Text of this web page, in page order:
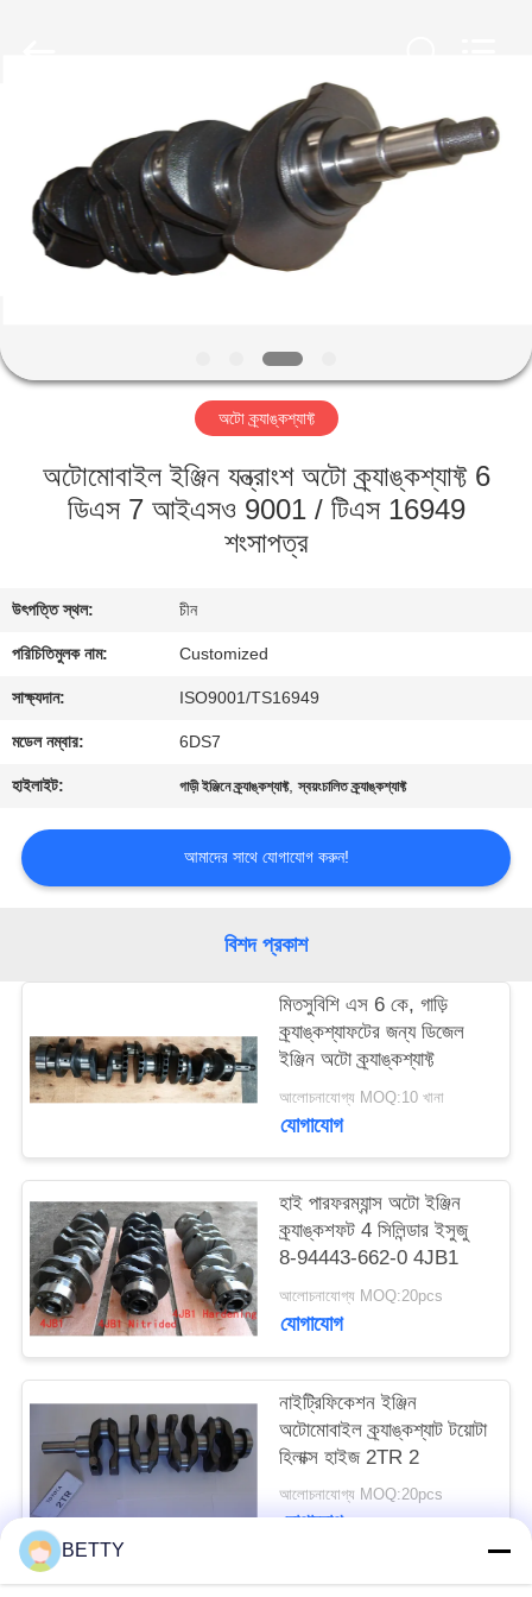
পণ্য
ভিডিও
আমাদের
সম্পর্কে
কারখানা
নিয়ন্ত্রণ
উদ্ধৃতির
জন্য
আবেদন
সাইট
ম্যাপ
PRIVACY
অটো ক্র্যাঙ্কশ্যাফ্ট
অটোমোবাইল ইঞ্জিন যন্ত্রাংশ অটো ক্র্যাঙ্কশ্যাফ্ট 6
ডিএস 7 আইএসও 9001 / টিএস 16949
শংসাপত্র
উৎপত্তি স্থল: চীন
পরিচিতিমুলক নাম: Customized
সাক্ষ্যদান: ISO9001/TS16949
মডেল নম্বার: 6DS7
হাইলাইট: গাড়ী ইঞ্জিনে ক্র্যাঙ্কশ্যাফ্ট,স্বয়ংচালিত ক্র্যাঙ্কশ্যাফ্ট
আমাদের সাথে যোগাযোগ করুন!
বিশদ প্রকাশ
মিতসুবিশি এস 6 কে, গাড়ি
ক্র্যাঙ্কশ্যাফটের জন্য ডিজেল
ইঞ্জিন অটো ক্র্যাঙ্কশ্যাফ্ট
আলোচনাযোগ্য MOQ:10 খানা
যোগাযোগ
হাই পারফরম্যান্স অটো ইঞ্জিন
ক্র্যাঙ্কশফট 4 সিলিন্ডার ইসুজু
8-94443-662-0 4JB1
আলোচনাযোগ্য MOQ:20pcs
যোগাযোগ
নাইট্রিফিকেশন ইঞ্জিন
অটোমোবাইল ক্র্যাঙ্কশ্যাট টয়োটা
হিলাক্স হাইজ 2TR 2
আলোচনাযোগ্য MOQ:20pcs
যোগাযোগ
BETTY